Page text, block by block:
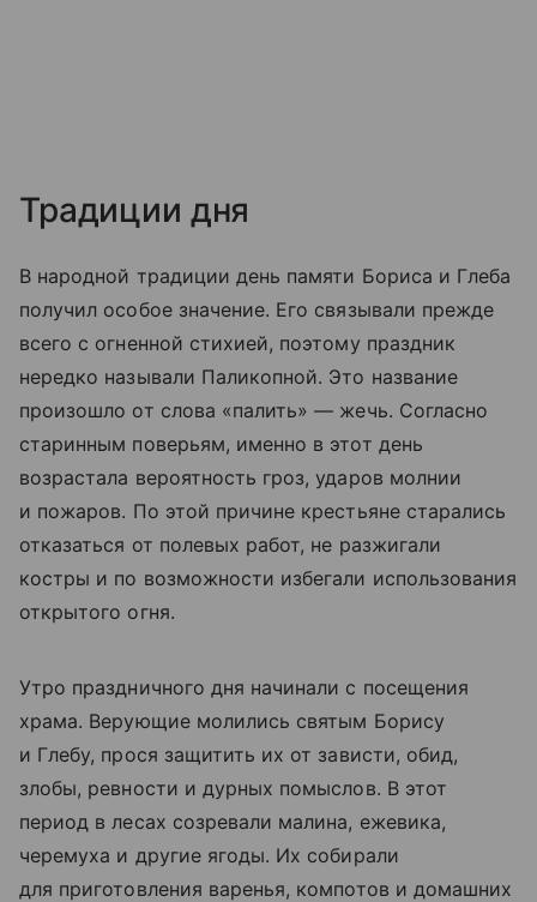
Традиции дня
В народной традиции день памяти Бориса и Глеба
получил особое значение. Его связывали прежде
всего с огненной стихией, поэтому праздник
нередко называли Паликопной. Это название
произошло от слова «палить» — жечь. Согласно
старинным поверьям, именно в этот день
возрастала вероятность гроз, ударов молнии
и пожаров. По этой причине крестьяне старались
отказаться от полевых работ, не разжигали
костры и по возможности избегали использования
открытого огня.
Утро праздничного дня начинали с посещения
храма. Верующие молились святым Борису
и Глебу, прося защитить их от зависти, обид,
злобы, ревности и дурных помыслов. В этот
период в лесах созревали малина, ежевика,
черемуха и другие ягоды. Их собирали
для приготовления варенья, компотов и домашних